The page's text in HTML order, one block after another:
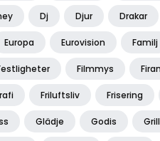
Dj Djur Drakar
Europa Eurovision Familj
Filmmys
Friluftsliv Frisering
Glädje Godis